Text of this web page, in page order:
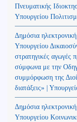
Πνευματικής
Υπουργείου
Δημόσια
Υπουργείου
στρατηγικές αγωγές
σύμφωνα με την
συμμόρφωση της
διατάξεις» |
Δημόσια
Υπουργείου